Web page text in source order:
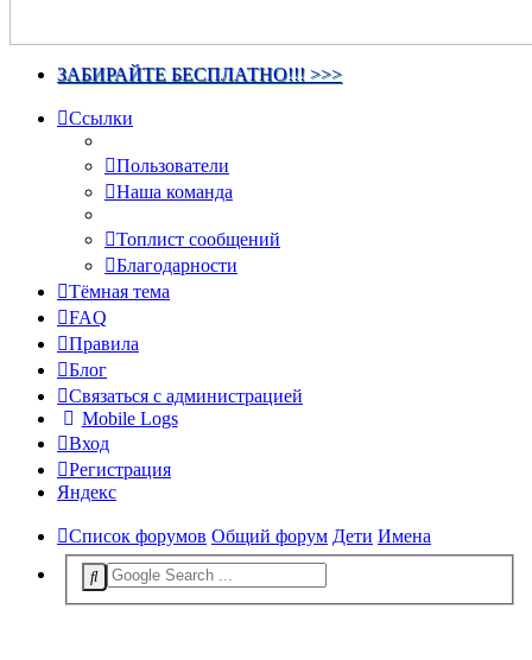
ЗАБИРАЙТЕ БЕСПЛАТНО!!! >>>
Ссылки
Пользователи
Наша команда
Топлист сообщений
Благодарности
Тёмная тема
FAQ
Правила
Блог
Связаться с администрацией
Mobile Logs
Вход
Регистрация
Яндекс
Список форумов Общий форум Дети Имена